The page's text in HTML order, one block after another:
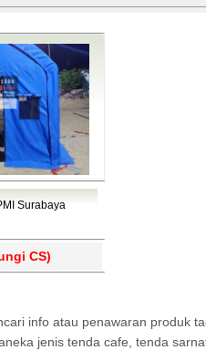
Surabaya
CS)
info atau penawaran produk
jenis tenda cafe, tenda